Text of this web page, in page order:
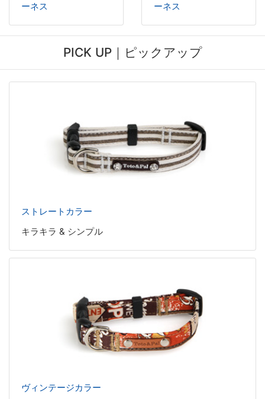
ーネス
ーネス
PICK UP｜ピックアップ
ストレートカラー
キラキラ & シンプル
ヴィンテージカラー